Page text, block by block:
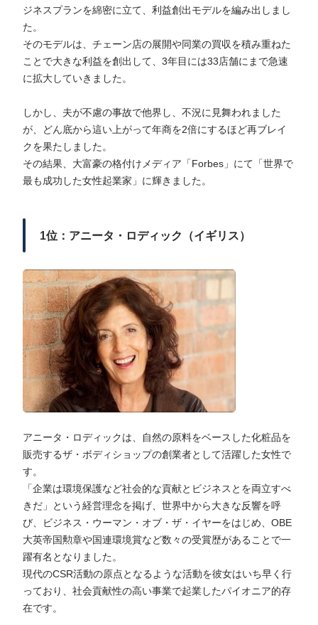
ジネスプランを綿密に立て、利益創出モデルを編み出しまし
た。
そのモデルは、チェーン店の展開や同業の買収を積み重ねた
ことで大きな利益を創出して、3年目には33店舗にまで急速
に拡大していきました。
しかし、夫が不慮の事故で他界し、不況に見舞われました
が、どん底から這い上がって年商を2倍にするほど再ブレイ
クを果たしました。
その結果、大富豪の格付けメディア「Forbes」にて「世界で
最も成功した女性起業家」に輝きました。
1位：アニータ・ロディック（イギリス）
アニータ・ロディックは、自然の原料をベースした化粧品を
販売するザ・ボディショップの創業者として活躍した女性で
す。
「企業は環境保護など社会的な貢献とビジネスとを両立すべ
きだ」という経営理念を掲げ、世界中から大きな反響を呼
び、ビジネス・ウーマン・オブ・ザ・イヤーをはじめ、OBE
大英帝国勲章や国連環境賞など数々の受賞歴があることで一
躍有名となりました。
現代のCSR活動の原点となるような活動を彼女はいち早く行
っており、社会貢献性の高い事業で起業したパイオニア的存
在です。